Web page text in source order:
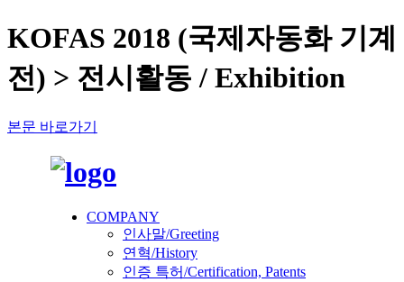
KOFAS 2018 (국제자동화 기계
전) > 전시활동 / Exhibition
본문 바로가기
COMPANY
인사말/Greeting
연혁/History
인증 특허/Certification, Patents